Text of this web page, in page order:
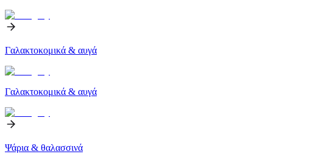
Γαλακτοκομικά & αυγά
Γαλακτοκομικά & αυγά
Ψάρια & θαλασσινά